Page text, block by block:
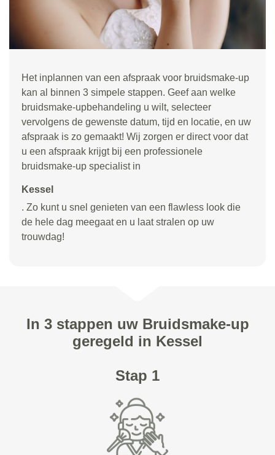
Het inplannen van een afspraak voor bruidsmake-up
kan al binnen 3 simpele stappen. Geef aan welke
bruidsmake-upbehandeling u wilt, selecteer
vervolgens de gewenste datum, tijd en locatie, en uw
afspraak is zo gemaakt! Wij zorgen er direct voor dat
u een afspraak krijgt bij een professionele
bruidsmake-up specialist in
Kessel
. Zo kunt u snel genieten van een flawless look die
de hele dag meegaat en u laat stralen op uw
trouwdag!
In 3 stappen uw Bruidsmake-up
geregeld in Kessel
Stap 1